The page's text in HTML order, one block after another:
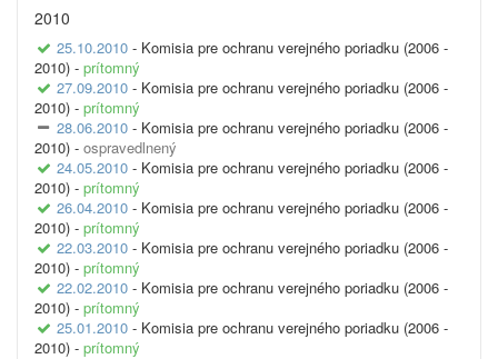
2010
25.10.2010 - Komisia pre ochranu verejného poriadku (2006 -
2010) - prítomný
27.09.2010 - Komisia pre ochranu verejného poriadku (2006 -
2010) - prítomný
28.06.2010 - Komisia pre ochranu verejného poriadku (2006 -
2010) - ospravedlnený
24.05.2010 - Komisia pre ochranu verejného poriadku (2006 -
2010) - prítomný
26.04.2010 - Komisia pre ochranu verejného poriadku (2006 -
2010) - prítomný
22.03.2010 - Komisia pre ochranu verejného poriadku (2006 -
2010) - prítomný
22.02.2010 - Komisia pre ochranu verejného poriadku (2006 -
2010) - prítomný
25.01.2010 - Komisia pre ochranu verejného poriadku (2006 -
2010) - prítomný